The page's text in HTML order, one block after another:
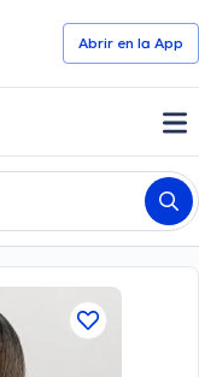
Abrir en la App